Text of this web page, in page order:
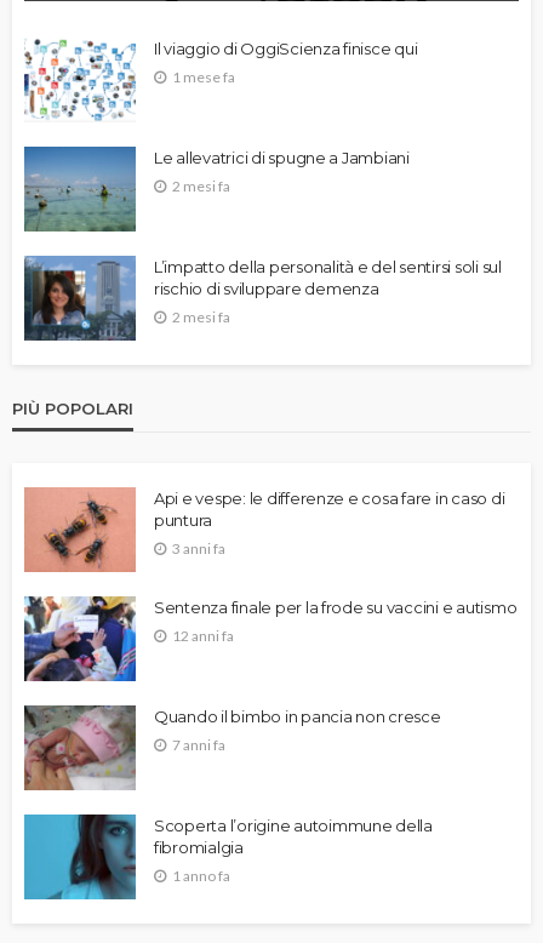
Il viaggio di OggiScienza finisce qui
1 mese fa
Le allevatrici di spugne a Jambiani
2 mesi fa
L’impatto della personalità e del sentirsi soli sul
rischio di sviluppare demenza
2 mesi fa
PIÙ POPOLARI
Api e vespe: le differenze e cosa fare in caso di
puntura
3 anni fa
Sentenza finale per la frode su vaccini e autismo
12 anni fa
Quando il bimbo in pancia non cresce
7 anni fa
Scoperta l’origine autoimmune della
fibromialgia
1 anno fa